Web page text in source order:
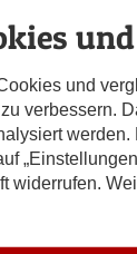
und
verbessern.
widerrufen.